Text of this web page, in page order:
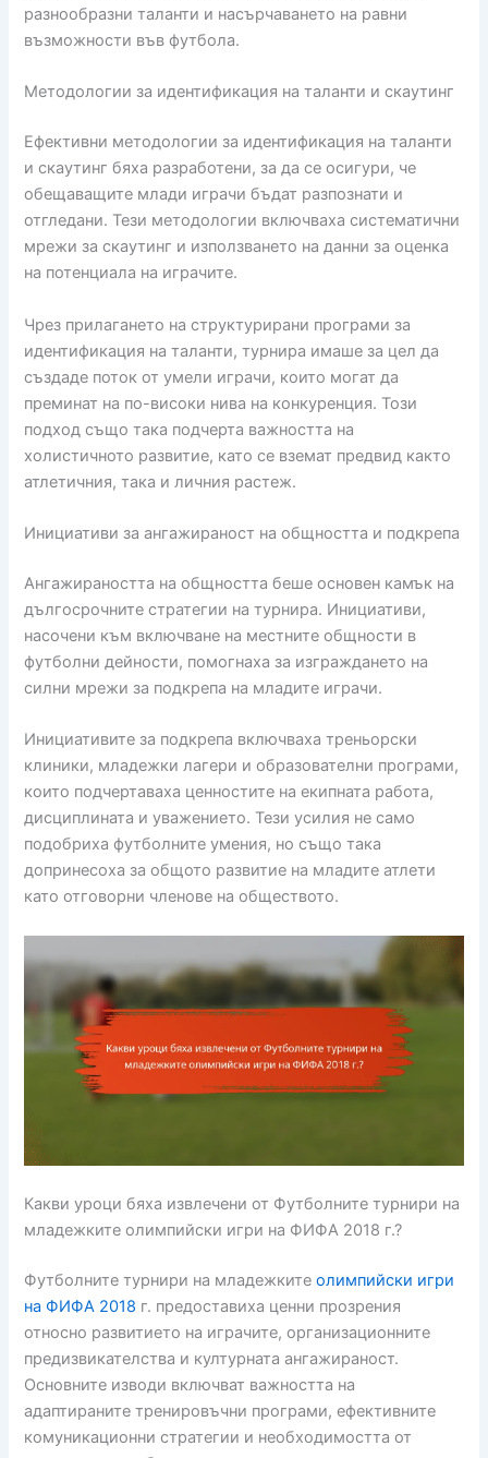
разнообразни таланти и насърчаването на равни
възможности във футбола.
Методологии за идентификация на таланти и скаутинг
Ефективни методологии за идентификация на таланти
и скаутинг бяха разработени, за да се осигури, че
обещаващите млади играчи бъдат разпознати и
отгледани. Тези методологии включваха систематични
мрежи за скаутинг и използването на данни за оценка
на потенциала на играчите.
Чрез прилагането на структурирани програми за
идентификация на таланти, турнира имаше за цел да
създаде поток от умели играчи, които могат да
преминат на по-високи нива на конкуренция. Този
подход също така подчерта важността на
холистичното развитие, като се вземат предвид както
атлетичния, така и личния растеж.
Инициативи за ангажираност на общността и подкрепа
Ангажираността на общността беше основен камък на
дългосрочните стратегии на турнира. Инициативи,
насочени към включване на местните общности в
футболни дейности, помогнаха за изграждането на
силни мрежи за подкрепа на младите играчи.
Инициативите за подкрепа включваха треньорски
клиники, младежки лагери и образователни програми,
които подчертаваха ценностите на екипната работа,
дисциплината и уважението. Тези усилия не само
подобриха футболните умения, но също така
допринесоха за общото развитие на младите атлети
като отговорни членове на обществото.
Какви уроци бяха извлечени от Футболните турнири на
младежките олимпийски игри на ФИФА 2018 г.?
Футболните турнири на младежкитеолимпийски игри
на ФИФА 2018 г. предоставиха ценни прозрения
относно развитието на играчите, организационните
предизвикателства и културната ангажираност.
Основните изводи включват важността на
адаптираните тренировъчни програми, ефективните
комуникационни стратегии и необходимостта от